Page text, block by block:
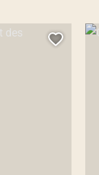
© Droits libres